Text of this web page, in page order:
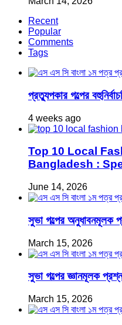
Recent
Popular
Comments
Tags
প্রত্যুপকার গল্পের
4 weeks ago
Top 10 Local
Bangladesh :
June 14, 2026
সুভা গল্পের অনুধাবনমূলক
March 15, 2026
সুভা গল্পের জ্ঞানমূলক
March 15, 2026